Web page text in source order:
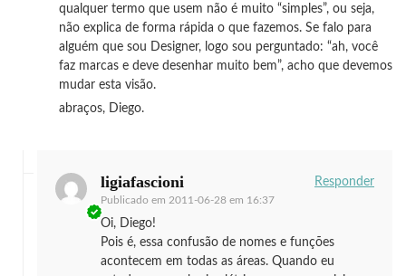
qualquer termo que usem não é muito “simples”, ou seja,
não explica de forma rápida o que fazemos. Se falo para
alguém que sou Designer, logo sou perguntado: “ah, você
faz marcas e deve desenhar muito bem”, acho que devemos
mudar esta visão.
abraços, Diego.
ligiafascioni
Publicado em 2011-06-28 em 16:37
Responder
Oi, Diego!
Pois é, essa confusão de nomes e funções
acontecem em todas as áreas. Quando eu